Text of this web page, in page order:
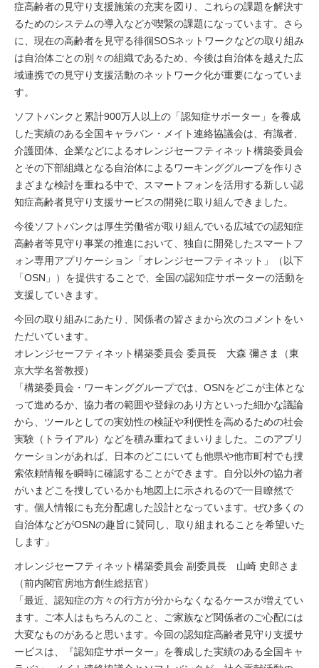
症高齢者の見守り支援施策の充実を図り、これらの課題を解決す
るためのシステムの導入などが喫緊の課題になっています。さら
に、現在の高齢者を見守る徘徊SOSネットワークなどの取り組み
は自治体ごとの別々の組織であるため、今後は自治体を越えた広
域連携での見守り支援活動のネットワーク化が重要になっていま
す。
ソフトバンクと累計900万人以上の「認知症サポーター」を養成
した実績のある全国キャラバン・メイト連絡協議会は、有識者、
介護団体、企業などによるオレンジセーフティネット構築委員会
とその下部組織となる自治体によるワーキンググループを作りさ
まざまな検討を重ねる中で、スマートフォンを活用する新しい認
知症高齢者見守り支援サービスの開発に取り組んできました。
今後ソフトバンクは厚生労働省が取り組んでいる広域での認知症
高齢者等見守り事業の推進において、独自に開発したスマートフ
ォン専用アプリケーション「オレンジセーフティネット」（以下
「OSN」）を提供することで、全国の認知症サポーターの活動を
支援していきます。
今回の取り組みにあたり、関係者の皆さまから次のコメントをい
ただいています。
オレンジセーフティネット構築委員会 委員長 大森 彌さま（東
京大学名誉教授）
「構築委員会・ワーキンググループでは、OSNをどこが主体とな
って進めるか、協力者の範囲や登録のあり方といった細かな議論
から、ツールとしての実効性の検証や利便性を高めるための社会
実験（トライアル）などを積み重ねてまいりました。このアプリ
ケーションがあれば、日本のどこにいても他県や他市町村でも捜
索依頼情報を瞬時に確認することができます。自分以外の協力者
がいまどこを捜しているかも地図上に示されるので一目瞭然で
す。個人情報にも充分配慮した設計となっています。ぜひ多くの
自治体などがOSNの趣旨に賛同し、取り組まれることを希望いた
します」
オレンジセーフティネット構築委員会 副委員長 山崎 史郎さま
（前内閣官房地方創生総括官）
「最近、認知症の方々の行方が分からなくなるケースが増えてい
ます。ご本人はもちろんのこと、ご家族など関係者のご心配には
大変なものがあると思います。今回の認知症高齢者見守り支援サ
ービスは、『認知症サポーター』を養成した実績のある全国キャ